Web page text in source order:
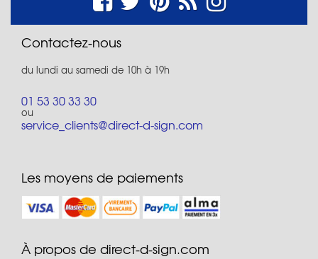
Contactez-nous
du lundi au samedi de 10h à 19h
01 53 30 33 30
ou
service_clients@direct-d-sign.com
Les moyens de paiements
À propos de direct-d-sign.com